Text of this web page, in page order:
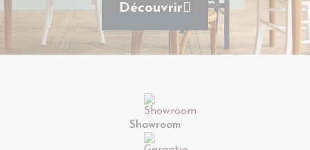
Découvrir
Showroom